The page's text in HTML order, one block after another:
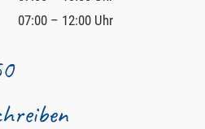
07:00 – 12:00 Uhr